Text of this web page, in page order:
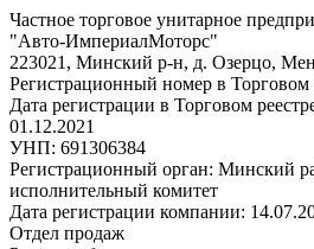
Частное торговое унитарное
"Авто-ИмпериалМоторс"
223021, Минский р-н, д. Озерцо,
Регистрационный номер в Торговом
Дата регистрации в Торговом
01.12.2021
УНП: 691306384
Регистрационный орган: Минский
исполнительный комитет
Дата регистрации компании:
Отдел продаж